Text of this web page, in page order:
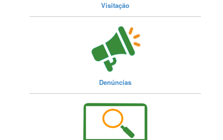
Visitação
Denúncias